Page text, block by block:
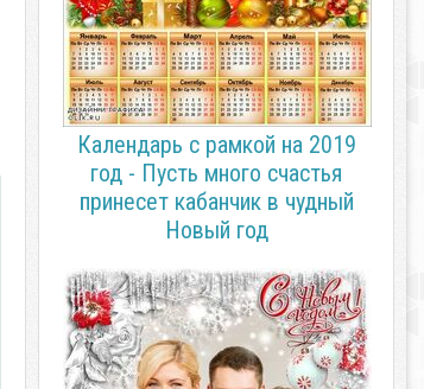
Календарь с рамкой на 2019
год - Пусть много счастья
принесет кабанчик в чудный
Новый год